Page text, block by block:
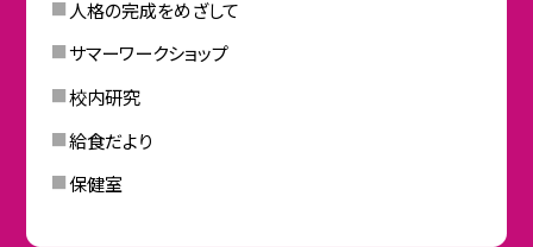
人格の完成をめざして
サマーワークショップ
校内研究
給食だより
保健室